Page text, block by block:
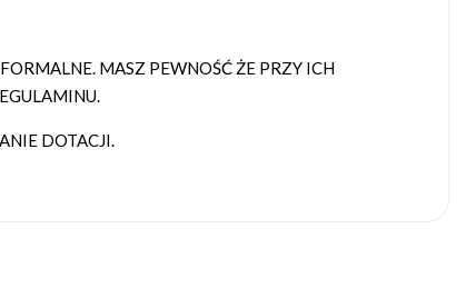
MASZ PEWNOŚĆ ŻE PRZY ICH
DOTACJI.